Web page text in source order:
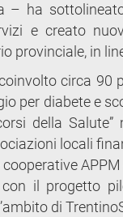
– ha
e creato
provinciale, in
circa 90
per diabete e
della
locali
il progetto
di